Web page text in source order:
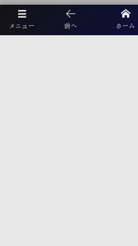
メニュー 前へ ホーム
大会 11/29.12/5開催！組合せ募集
2026年度 JFA第50回全日本U-12サ